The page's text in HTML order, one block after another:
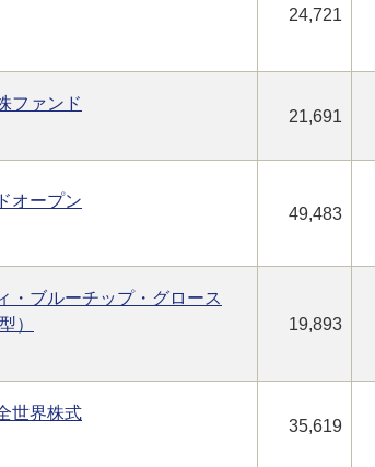
24,721
ファンド
21,691
オープン
49,483
・ブルーチップ・グロース
）
19,893
世界株式
35,619